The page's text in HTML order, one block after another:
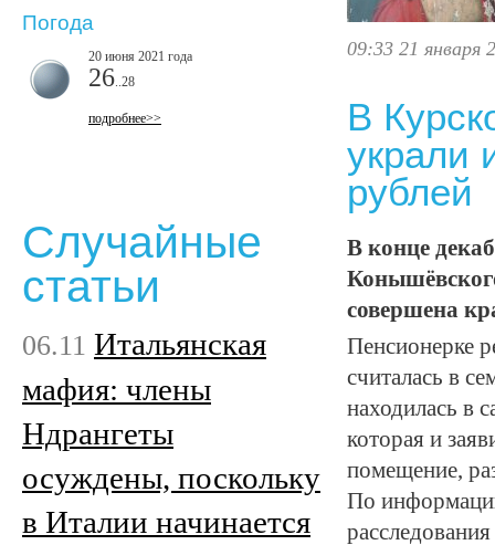
09:33 21 января
В
украли
рублей
В конце
совершена
Пенсионерке
считалась в
находилась в
которая и
помещение,
По
Погода
20 июня 2021 года
26 ..28
подробнее>>
Случайные
статьи
06.11 Итальянская
мафия: члены
Ндрангеты
осуждены, поскольку
в Италии начинается